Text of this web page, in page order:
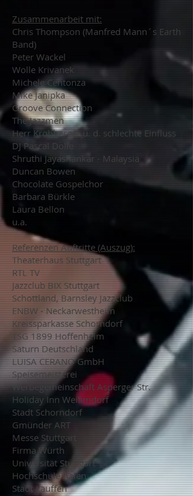
Zusammenarbeit mit:
Chris Thompson (Manfred Mann´s Earth
Band)
Peter Wackel
Wolle Krivanek
Michele Centonza
Mike Janipka
Groove Connection
The Jazzmen
Herr Krohberger u. d. schlechte Einfluss
DJ Pascal Dolle
Shruthi Jayashankar - Malaysia
Duncan Bowen
Chocolate Gospelchor
Barbara Bürkle
Laura Bellon
u.a.
Referenzen Auftritte (Auszug):
Theaterhaus Stuttgart
RTL TV
Jazzclub BIX Stuttgart
Schottland, Barnsley Jazzclub
ENBW - Neckarwestheim
Kreissparkasse Schorndorf
TSG 1899 Hoffenheim
Saturn Deutschland
LUISA CERANO GmbH
Speisemeisterei
Werbegemeinschaft Asperger Str.
Holiday Inn Weilimdorf
Stadt Schorndorf
Gmünder ART
Messe Stuttgart
Firma Würth
Universität Stuttgart
Hochschule Aalen
Stadt Lauffen